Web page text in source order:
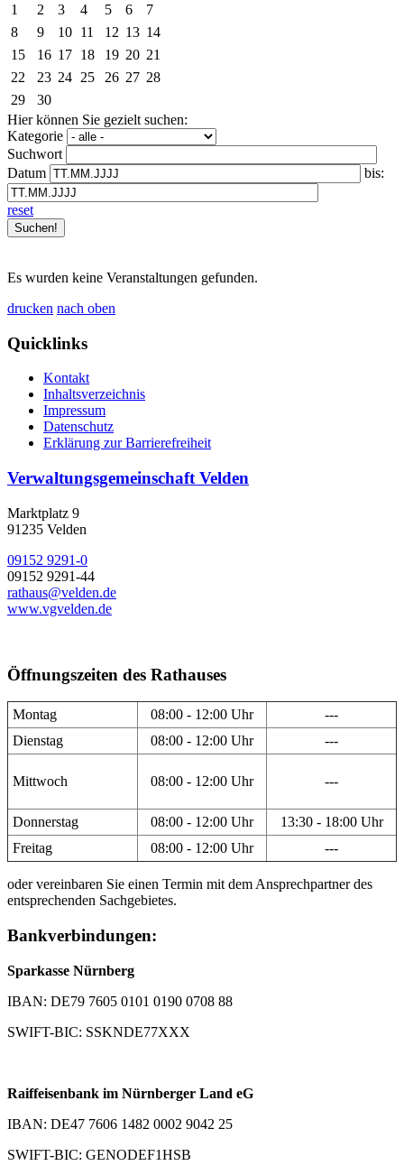
1
2 3 4 5 6
7
8
9 10 11 12 13 14
15
16 17 18 19 20 21
22
23 24 25 26 27 28
29
30
Hier können Sie gezielt suchen:
Kategorie
Suchwort
Datum
bis:
reset
Es wurden keine Veranstaltungen gefunden.
drucken nach oben
Quicklinks
Kontakt
Inhaltsverzeichnis
Impressum
Datenschutz
Erklärung zur Barrierefreiheit
Verwaltungsgemeinschaft Velden
Marktplatz 9
91235 Velden
09152 9291-0
09152 9291-44
rathaus@velden.de
www.vgvelden.de
Öffnungszeiten des Rathauses
Montag 08:00 - 12:00 Uhr
---
Dienstag
08:00 - 12:00 Uhr ---
Mittwoch 08:00 - 12:00 Uhr ---
Donnerstag 08:00 - 12:00 Uhr
13:30 - 18:00 Uhr
Freitag
08:00 - 12:00 Uhr ---
oder vereinbaren Sie einen Termin mit dem Ansprechpartner des
entsprechenden Sachgebietes.
Bankverbindungen:
Sparkasse Nürnberg
IBAN: DE79 7605 0101 0190 0708 88
SWIFT-BIC: SSKNDE77XXX
Raiffeisenbank im Nürnberger Land eG
IBAN: DE47 7606 1482 0002 9042 25
SWIFT-BIC: GENODEF1HSB